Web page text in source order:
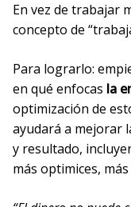
En vez de trabajar
concepto de
Para lograrlo:
en qué enfocas la
optimización de
ayudará a mejorar
y resultado,
más optimices,